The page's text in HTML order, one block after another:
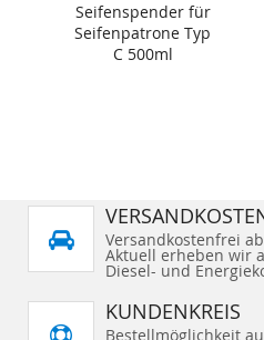
Seifenspender für
Seifenpatrone Typ
C 500ml
Versandkostenfrei
Aktuell erheben wir
Diesel- und
KUNDENKREIS
Bestellmöglichkeit